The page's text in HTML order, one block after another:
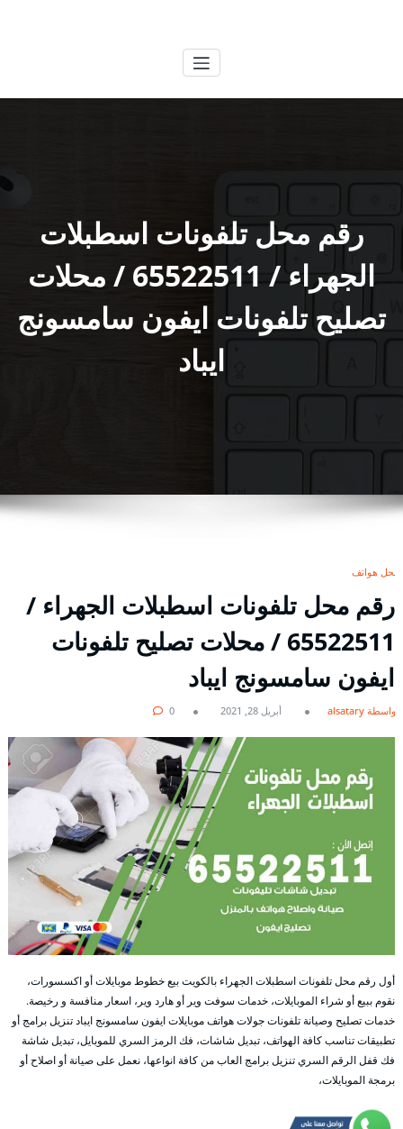
رقم محل تلفونات اسطبلات
الجهراء / 65522511 / محلات
تصليح تلفونات ايفون سامسونج
ايباد
محل هواتف
رقم محل تلفونات اسطبلات الجهراء /
65522511 / محلات تصليح تلفونات
ايفون سامسونج ايباد
بواسطة alsatary أبريل 28, 2021 0
أول رقم محل تلفونات اسطبلات الجهراء بالكويت بيع خطوط موبايلات أو اكسسورات،
نقوم ببيع أو شراء الموبايلات، خدمات سوفت وير أو هارد وير، اسعار منافسة و رخيصة.
خدمات تصليح وصيانة تلفونات جولات هواتف موبايلات ايفون سامسونج ايباد تنزيل برامج أو
تطبيقات تناسب كافة الهواتف، تبديل شاشات، فك الرمز السري للموبايل، تبديل شاشة
فك قفل الرقم السري تنزيل برامج العاب من كافة انواعها، نعمل على صيانة أو اصلاح أو
برمجة الموبايلات،